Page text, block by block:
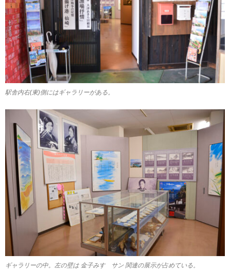
駅舎内右(東)側にはギャラリーがある。
ギャラリーの中。左の壁は 金子みすゞサン 関連の展示が占めている。